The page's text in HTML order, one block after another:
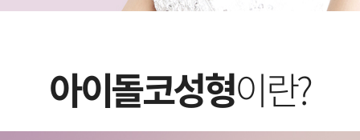
아이돌코성형이란?